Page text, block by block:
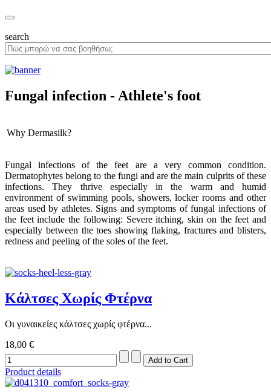
search
Fungal infection - Athlete's foot
Why Dermasilk?
Fungal infections of the feet are a very common condition.
Dermatophytes belong to the fungi and are the main culprits of these
infections. They thrive especially in the warm and humid
environment of swimming pools, showers, locker rooms and other
areas used by athletes. Signs and symptoms of fungal infections of
the feet include the following: Severe itching, skin on the feet and
especially between the toes showing flaking, fractures and blisters,
redness and peeling of the soles of the feet.
Κάλτσες Χωρίς Φτέρνα
Οι γυναικείες κάλτσες χωρίς φτέρνα...
18,00 €
Product details